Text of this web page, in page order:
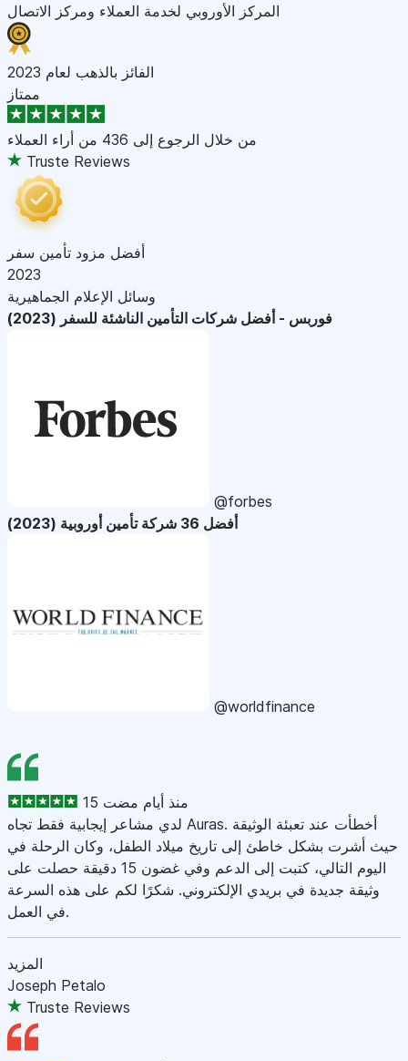
المركز الأوروبي لخدمة العملاء ومركز الاتصال
الفائز بالذهب لعام 2023
ممتاز
من خلال الرجوع إلى 436 من أراء العملاء
Truste Reviews
أفضل مزود تأمين سفر
2023
وسائل الإعلام الجماهيرية
فوربس - أفضل شركات التأمين الناشئة للسفر (2023)
@forbes
أفضل 36 شركة تأمين أوروبية (2023)
@worldfinance
15 منذ أيام مضت
لدي مشاعر إيجابية فقط تجاه Auras. أخطأت عند تعبئة الوثيقة
حيث أشرت بشكل خاطئ إلى تاريخ ميلاد الطفل، وكان الرحلة في
اليوم التالي، كتبت إلى الدعم وفي غضون 15 دقيقة حصلت على
وثيقة جديدة في بريدي الإلكتروني. شكرًا لكم على هذه السرعة
في العمل.
المزيد
Joseph Petalo
Truste Reviews